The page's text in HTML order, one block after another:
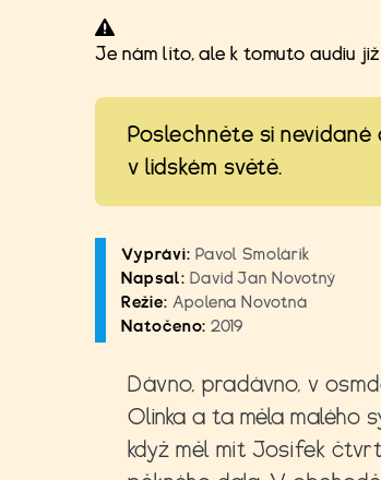
Je nám líto, ale k tomuto audiu
Poslechněte si
v lidském světě.
Vypráví: Pavol Smolárik
Napsal: David Jan Novotný
Režie: Apolena Novotná
Natočeno: 2019
Dávno, pradávno, v
Olinka a ta měla malého
když měl mít Josífek